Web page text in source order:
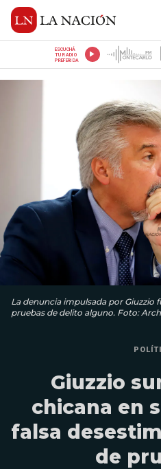
ESCUCHÁ
TU RADIO
PREFERIDA
La denuncia impulsada por Giuzzio
pruebas de delito alguno. Foto:
Giuzzio
chicana en
falsa
de